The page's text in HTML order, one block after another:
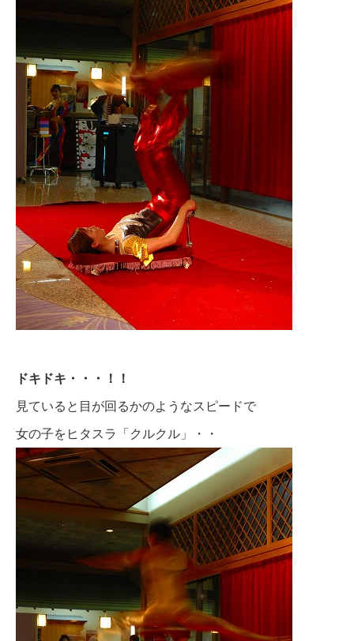
ドキドキ・・・！！
見ていると目が回るかのようなスピードで
女の子をヒタスラ「クルクル」・・